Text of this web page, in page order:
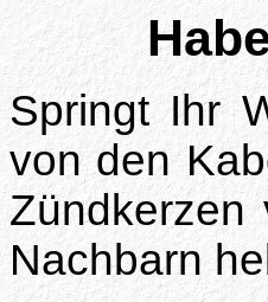
Springt Ihr
von den
Nachbarn